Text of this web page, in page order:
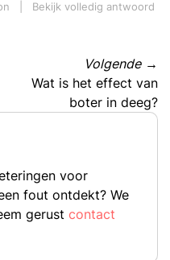
Bekijk volledig antwoord
Volgende→
Wat is het effect van
boter in deeg?
voor
fout ontdekt? We
gerust contact